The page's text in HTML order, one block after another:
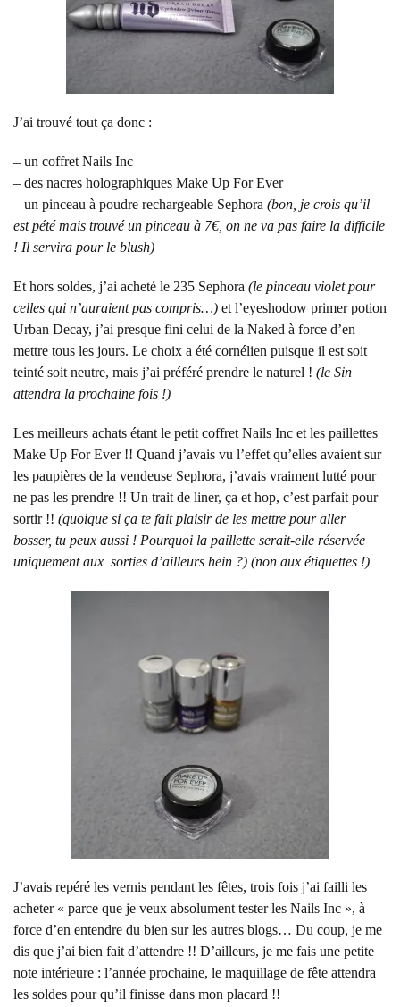
J’ai trouvé tout ça donc :
– un coffret Nails Inc
– des nacres holographiques Make Up For Ever
– un pinceau à poudre rechargeable Sephora (bon, je crois qu’il
est pété mais trouvé un pinceau à 7€, on ne va pas faire la difficile
! Il servira pour le blush)
Et hors soldes, j’ai acheté le 235 Sephora (le pinceau violet pour
celles qui n’auraient pas compris…) et l’eyeshodow primer potion
Urban Decay, j’ai presque fini celui de la Naked à force d’en
mettre tous les jours. Le choix a été cornélien puisque il est soit
teinté soit neutre, mais j’ai préféré prendre le naturel ! (le Sin
attendra la prochaine fois !)
Les meilleurs achats étant le petit coffret Nails Inc et les paillettes
Make Up For Ever !! Quand j’avais vu l’effet qu’elles avaient sur
les paupières de la vendeuse Sephora, j’avais vraiment lutté pour
ne pas les prendre !! Un trait de liner, ça et hop, c’est parfait pour
sortir !! (quoique si ça te fait plaisir de les mettre pour aller
bosser, tu peux aussi ! Pourquoi la paillette serait-elle réservée
uniquement aux sorties d’ailleurs hein ?) (non aux étiquettes !)
J’avais repéré les vernis pendant les fêtes, trois fois j’ai failli les
acheter « parce que je veux absolument tester les Nails Inc », à
force d’en entendre du bien sur les autres blogs… Du coup, je me
dis que j’ai bien fait d’attendre !! D’ailleurs, je me fais une petite
note intérieure : l’année prochaine, le maquillage de fête attendra
les soldes pour qu’il finisse dans mon placard !!